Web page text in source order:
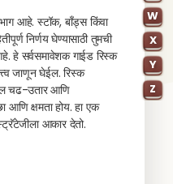
W
X
Y
Z
आहे. स्टॉक, बाँड्स किंवा
निर्णय घेण्यासाठी तुमची
हे सर्वसमावेशक गाईड रिस्क
जाणून घेईल. रिस्क
चढ-उतार आणि
आणि क्षमता होय. हा एक
आकार देतो.